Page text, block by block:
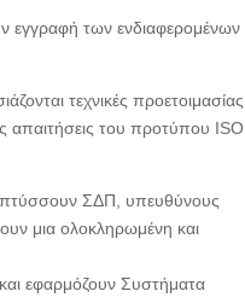
εγγραφή των ενδιαφερομένων
τεχνικές προετοιμασίας,
απαιτήσεις του προτύπου ISO
ΣΔΠ, υπευθύνους
μια ολοκληρωμένη και
εφαρμόζουν Συστήματα